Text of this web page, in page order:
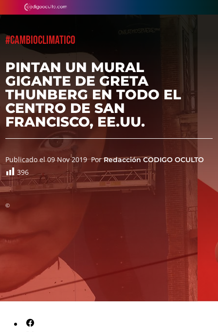
#CAMBIOCLIMATICO
PINTAN UN MURAL
GIGANTE DE GRETA
THUNBERG EN TODO EL
CENTRO DE SAN
FRANCISCO, EE.UU.
Publicado el 09 Nov 2019 PorRedacción CODIGO OCULTO
396
©